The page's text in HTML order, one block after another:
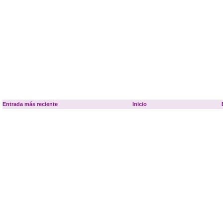
Entrada más reciente Inicio